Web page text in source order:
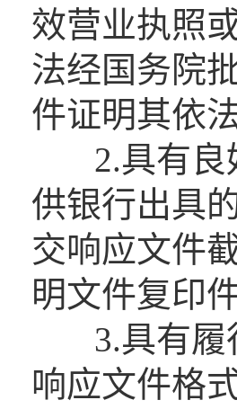
效营业执照
法经国务院
件证明其依
2.具有良
供银行出具
交响应文件
明文件复印件
3.具有履
响应文件格